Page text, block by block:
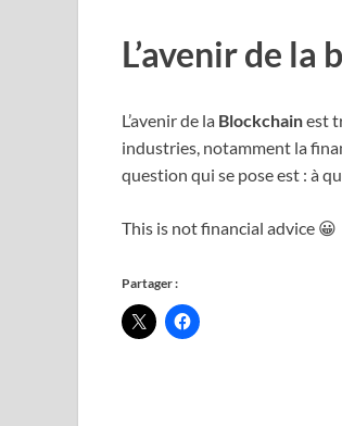
L’avenir de
L’avenir de la Blockchainest
industries, notamment la
question qui se pose est : à
This is not financial advice 😀
Partager :